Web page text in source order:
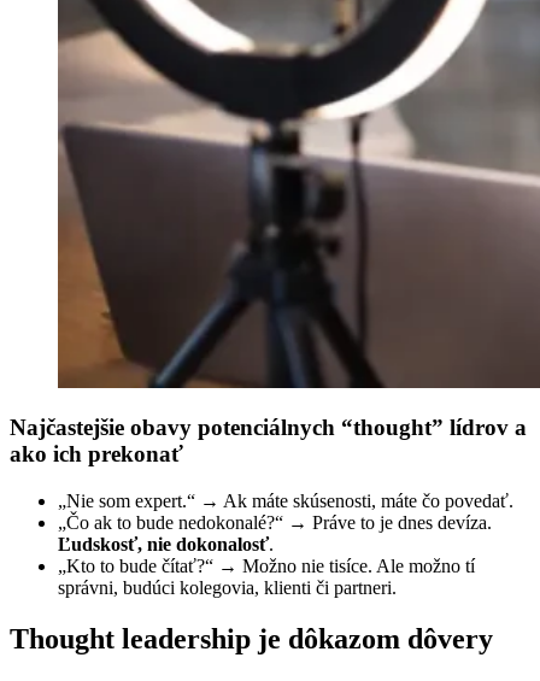
Najčastejšie obavy potenciálnych “thought” lídrov a
ako ich prekonať
„Nie som expert.“ → Ak máte skúsenosti, máte čo povedať.
„Čo ak to bude nedokonalé?“ → Práve to je dnes devíza.
Ľudskosť, nie dokonalosť.
„Kto to bude čítať?“ → Možno nie tisíce. Ale možno tí
správni, budúci kolegovia, klienti či partneri.
Thought leadership je dôkazom dôvery